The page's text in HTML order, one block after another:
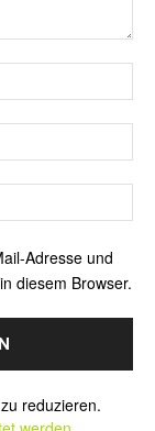
Adresse und
diesem Browser.
reduzieren.